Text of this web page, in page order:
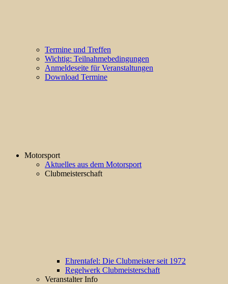
Termine und Treffen
Wichtig: Teilnahmebedingungen
Anmeldeseite für Veranstaltungen
Download Termine
Motorsport
Aktuelles aus dem Motorsport
Clubmeisterschaft
Ehrentafel: Die Clubmeister seit 1972
Regelwerk Clubmeisterschaft
Veranstalter Info